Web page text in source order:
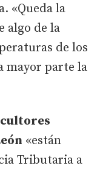
«Queda la
algo de la
de los
mayor parte la
«están
Tributaria a